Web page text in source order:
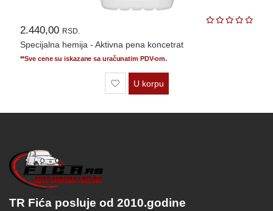
2.440,00 RSD.
Specijalna hemija - Aktivna pena koncetrat
**Sve cene su iskazane sa uračunatim PDV-om.
U korpu
TR Fića posluje od 2010.godine